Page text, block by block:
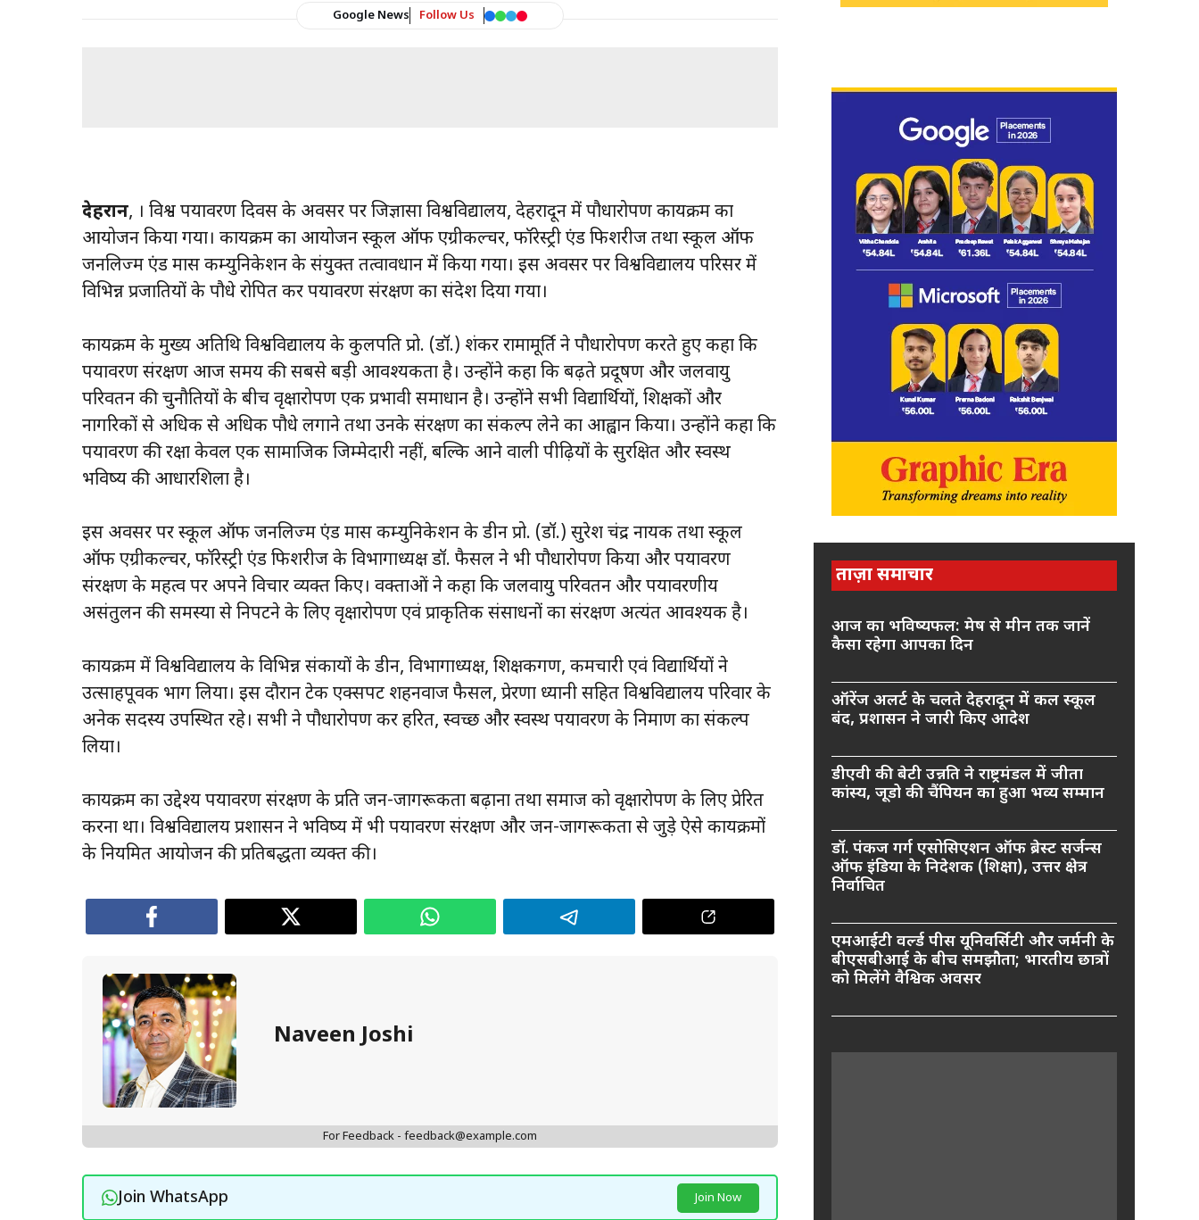
Google News Follow Us
देहरादून, । विश्व पर्यावरण दिवस के अवसर पर जिज्ञासा विश्वविद्यालय, देहरादून में पौधारोपण कार्यक्रम का
आयोजन किया गया। कार्यक्रम का आयोजन स्कूल ऑफ एग्रीकल्चर, फॉरेस्ट्री एंड फिशरीज तथा स्कूल ऑफ
जर्नलिज्म एंड मास कम्युनिकेशन के संयुक्त तत्वावधान में किया गया। इस अवसर पर विश्वविद्यालय परिसर में
विभिन्न प्रजातियों के पौधे रोपित कर पर्यावरण संरक्षण का संदेश दिया गया।
कार्यक्रम के मुख्य अतिथि विश्वविद्यालय के कुलपति प्रो. (डॉ.) शंकर रामामूर्ति ने पौधारोपण करते हुए कहा कि
पर्यावरण संरक्षण आज समय की सबसे बड़ी आवश्यकता है। उन्होंने कहा कि बढ़ते प्रदूषण और जलवायु
परिवर्तन की चुनौतियों के बीच वृक्षारोपण एक प्रभावी समाधान है। उन्होंने सभी विद्यार्थियों, शिक्षकों और
नागरिकों से अधिक से अधिक पौधे लगाने तथा उनके संरक्षण का संकल्प लेने का आह्वान किया। उन्होंने कहा कि
पर्यावरण की रक्षा केवल एक सामाजिक जिम्मेदारी नहीं, बल्कि आने वाली पीढ़ियों के सुरक्षित और स्वस्थ
भविष्य की आधारशिला है।
इस अवसर पर स्कूल ऑफ जर्नलिज्म एंड मास कम्युनिकेशन के डीन प्रो. (डॉ.) सुरेश चंद्र नायक तथा स्कूल
ऑफ एग्रीकल्चर, फॉरेस्ट्री एंड फिशरीज के विभागाध्यक्ष डॉ. फैसल ने भी पौधारोपण किया और पर्यावरण
संरक्षण के महत्व पर अपने विचार व्यक्त किए। वक्ताओं ने कहा कि जलवायु परिवर्तन और पर्यावरणीय
असंतुलन की समस्या से निपटने के लिए वृक्षारोपण एवं प्राकृतिक संसाधनों का संरक्षण अत्यंत आवश्यक है।
कार्यक्रम में विश्वविद्यालय के विभिन्न संकायों के डीन, विभागाध्यक्ष, शिक्षकगण, कर्मचारी एवं विद्यार्थियों ने
उत्साहपूर्वक भाग लिया। इस दौरान टेक एक्सपर्ट शहनवाज फैसल, प्रेरणा ध्यानी सहित विश्वविद्यालय परिवार के
अनेक सदस्य उपस्थित रहे। सभी ने पौधारोपण कर हरित, स्वच्छ और स्वस्थ पर्यावरण के निर्माण का संकल्प
लिया।
कार्यक्रम का उद्देश्य पर्यावरण संरक्षण के प्रति जन-जागरूकता बढ़ाना तथा समाज को वृक्षारोपण के लिए प्रेरित
करना था। विश्वविद्यालय प्रशासन ने भविष्य में भी पर्यावरण संरक्षण और जन-जागरूकता से जुड़े ऐसे कार्यक्रमों
के नियमित आयोजन की प्रतिबद्धता व्यक्त की।
Naveen Joshi
For Feedback - feedback@example.com
Join WhatsApp Join Now
ताज़ा समाचार
आज का भविष्यफल: मेष से मीन तक जानें
कैसा रहेगा आपका दिन
ऑरेंज अलर्ट के चलते देहरादून में कल स्कूल
बंद, प्रशासन ने जारी किए आदेश
डीएवी की बेटी उन्नति ने राष्ट्रमंडल में जीता
कांस्य, जूडो की चैंपियन का हुआ भव्य सम्मान
डॉ. पंकज गर्ग एसोसिएशन ऑफ ब्रेस्ट सर्जन्स
ऑफ इंडिया के निदेशक (शिक्षा), उत्तर क्षेत्र
निर्वाचित
एमआईटी वर्ल्ड पीस यूनिवर्सिटी और जर्मनी के
बीएसबीआई के बीच समझौता; भारतीय छात्रों
को मिलेंगे वैश्विक अवसर